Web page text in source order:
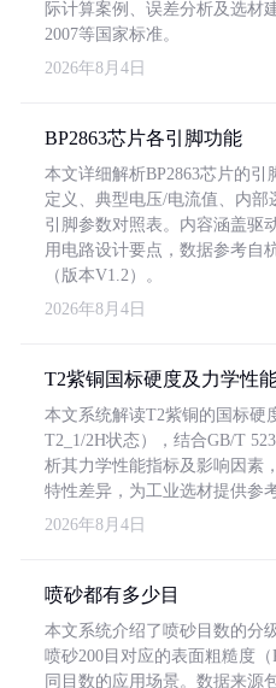
际计算案例、误差分析及选材
2007等国家标准。
2026年8月4日
BP2863芯片各引脚功能
本文详细解析BP2863芯片的
定义、典型电压/电流值、内
引脚参数对照表。内容涵盖驱
用电路设计要点，数据参考自
（版本V1.2）。
2026年8月4日
T2紫铜国标硬度及力学性
本文系统解读T2紫铜的国标硬
T2_1/2H状态），结合GB/T
析其力学性能指标及影响因素
特性差异，为工业选材提供参考
2026年8月4日
喷砂都有多少目
本文系统介绍了喷砂目数的分
喷砂200目对应的表面粗糙度
同目数的应用场景。数据来源